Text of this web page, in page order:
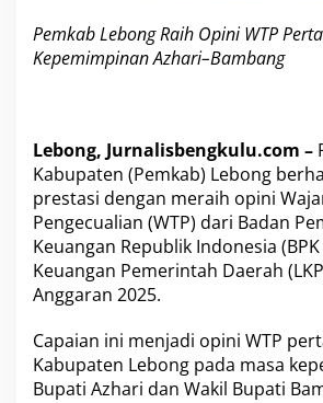
a
d
i
a
K
e
p
e
m
i
n
a
n
Pemkab Lebong Raih Opini WTP
Kepemimpinan Azhari–Bambang
Lebong, Jurnalisbengkulu.com –
Kabupaten (Pemkab) Lebong
prestasi dengan meraih opini
Pengecualian (WTP) dari Badan
Keuangan Republik Indonesia
Keuangan Pemerintah Daerah
Anggaran 2025.
Capaian ini menjadi opini WTP
Kabupaten Lebong pada masa
Bupati Azhari dan Wakil Bupati